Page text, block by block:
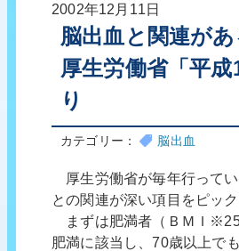
2002年12月11日
脳出血と関連が
厚生労働省「平
り
カテゴリー： 脳出血
厚生労働省が毎年行って
との関連が深い項目をピッ
まずは肥満者（ＢＭＩ※25
肥満に該当し、70歳以上で